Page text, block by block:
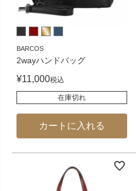
BARCOS
2wayハンドバッグ
¥11,000税込
在庫切れ
カートに入れる